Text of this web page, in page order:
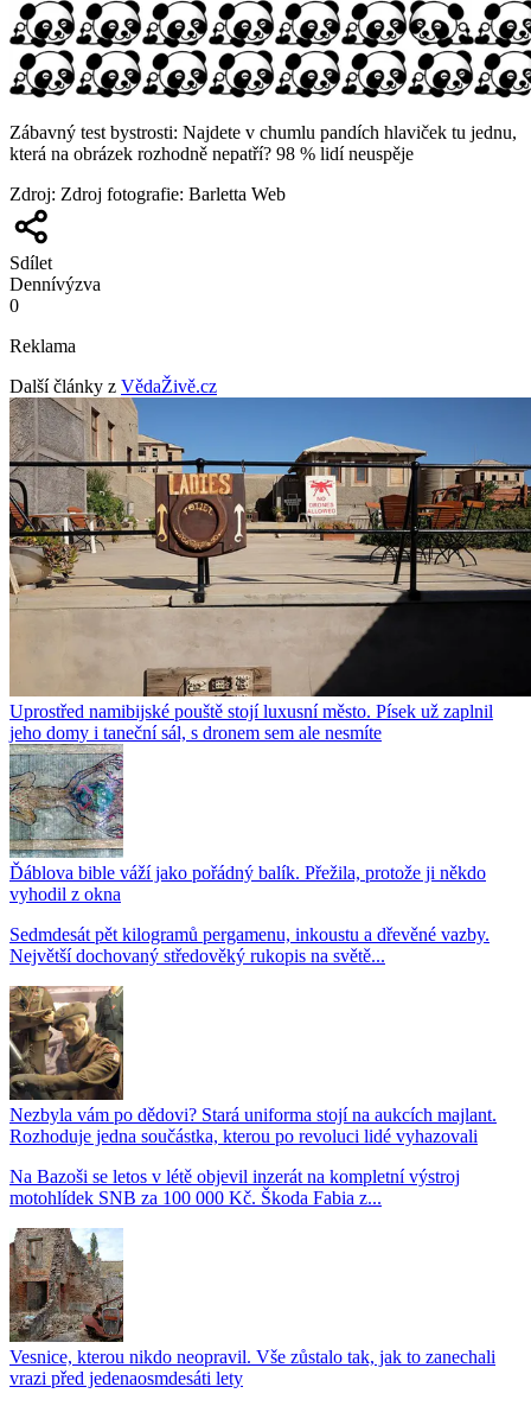
Zábavný test bystrosti: Najdete v chumlu pandích hlaviček tu jednu,
která na obrázek rozhodně nepatří? 98 % lidí neuspěje
Zdroj: Zdroj fotografie: Barletta Web
Sdílet
Dennívýzva
0
Reklama
Další články z VědaŽivě.cz
Uprostřed namibijské pouště stojí luxusní město. Písek už zaplnil
jeho domy i taneční sál, s dronem sem ale nesmíte
Ďáblova bible váží jako pořádný balík. Přežila, protože ji někdo
vyhodil z okna
Sedmdesát pět kilogramů pergamenu, inkoustu a dřevěné vazby.
Největší dochovaný středověký rukopis na světě...
Nezbyla vám po dědovi? Stará uniforma stojí na aukcích majlant.
Rozhoduje jedna součástka, kterou po revoluci lidé vyhazovali
Na Bazoši se letos v létě objevil inzerát na kompletní výstroj
motohlídek SNB za 100 000 Kč. Škoda Fabia z...
Vesnice, kterou nikdo neopravil. Vše zůstalo tak, jak to zanechali
vrazi před jedenaosmdesáti lety